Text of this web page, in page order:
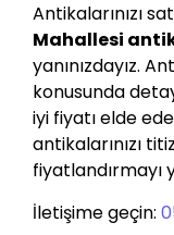
Antikalarınızı
Mahallesi
yanınızdayız.
konusunda
iyi fiyatı elde
antikalarınızı
fiyatlandırmayı
İletişime geçin: